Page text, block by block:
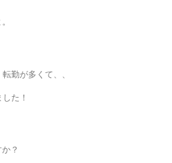
勤が多くて、、
た！
？